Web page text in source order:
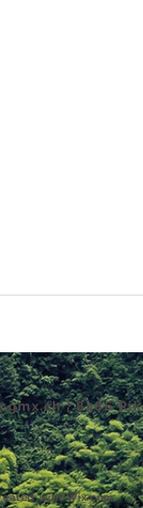
¦ 8486
withWix.com